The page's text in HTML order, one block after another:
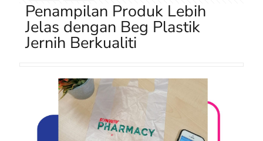
Penampilan Produk Lebih
Jelas dengan Beg Plastik
Jernih Berkualiti